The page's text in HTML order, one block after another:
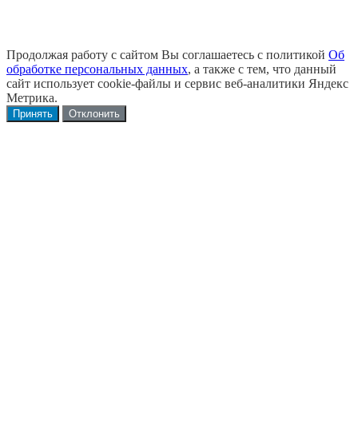
Продолжая работу с сайтом Вы соглашаетесь с политикой Об
обработке персональных данных, а также с тем, что данный
сайт использует cookie-файлы и сервис веб-аналитики Яндекс
Метрика.
Принять Отклонить